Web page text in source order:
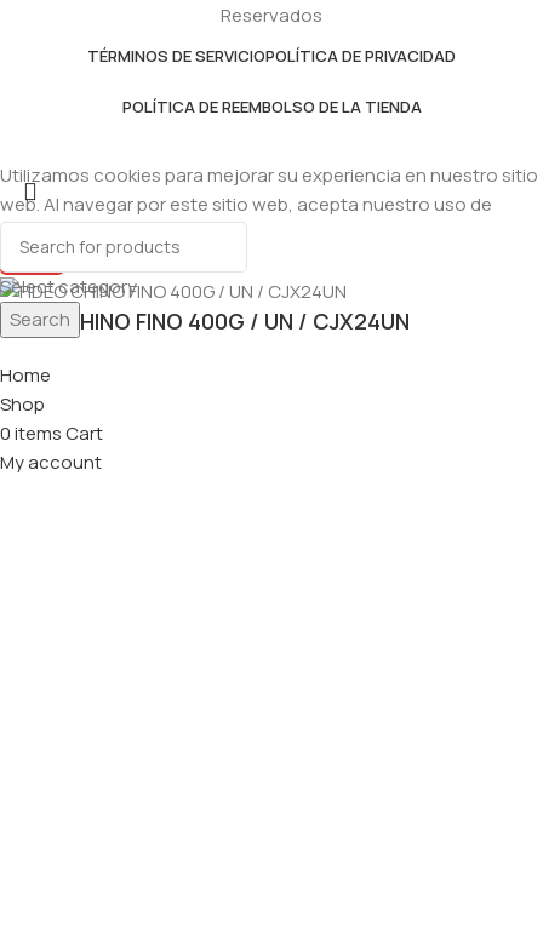
Reservados
TÉRMINOS DE SERVICIOPOLÍTICA DE PRIVACIDAD
POLÍTICA DE REEMBOLSO DE LA TIENDA
Select category
Search
Utilizamos cookies para mejorar su experiencia en nuestro sitio
web. Al navegar por este sitio web, acepta nuestro uso de
cookies.
Accept
FIDEO CHINO FINO 400G / UN / CJX24UN
Home
Shop
0itemsCart
My account